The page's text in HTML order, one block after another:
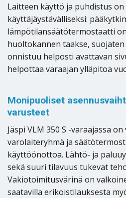
Laitteen käyttö ja puhdistus
käyttäjäystävälliseksi:
lämpötilansäätötermostaatti
huoltokannen taakse,
onnistuu helposti avattavan
helpottaa varaajan ylläpitoa
Monipuoliset
varusteet
Jäspi VLM 350 S -varaajassa
varolaiteryhmä ja
käyttöönottoa. Lähtö- ja
sekä suuri tilavuus tukevat
Vakiotoimitusvärinä on
saatavilla erikoistilauksesta